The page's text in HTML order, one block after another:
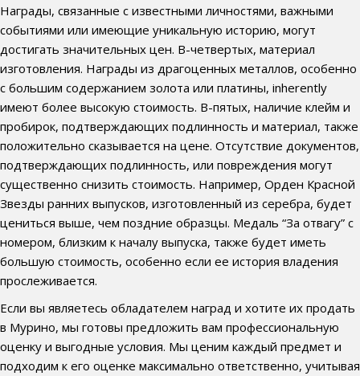
Награды, связанные с известными личностями, важными
событиями или имеющие уникальную историю, могут
достигать значительных цен. В-четвертых, материал
изготовления. Награды из драгоценных металлов, особенно
с большим содержанием золота или платины, inherently
имеют более высокую стоимость. В-пятых, наличие клейм и
пробирок, подтверждающих подлинность и материал, также
положительно сказывается на цене. Отсутствие документов,
подтверждающих подлинность, или повреждения могут
существенно снизить стоимость. Например, Орден Красной
Звезды ранних выпусков, изготовленный из серебра, будет
цениться выше, чем поздние образцы. Медаль “За отвагу” с
номером, близким к началу выпуска, также будет иметь
большую стоимость, особенно если ее история владения
прослеживается.
Если вы являетесь обладателем наград и хотите их продать
в Мурино, мы готовы предложить вам профессиональную
оценку и выгодные условия. Мы ценим каждый предмет и
подходим к его оценке максимально ответственно, учитывая